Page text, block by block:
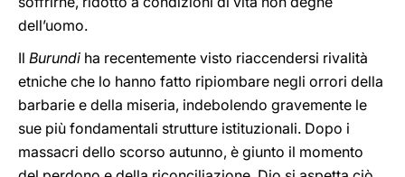
dell’uomo.
Il Burundi ha recentemente visto riaccendersi rivalità
etniche che lo hanno fatto ripiombare negli orrori della
barbarie e della miseria, indebolendo gravemente le
sue più fondamentali strutture istituzionali. Dopo i
massacri dello scorso autunno, è giunto il momento